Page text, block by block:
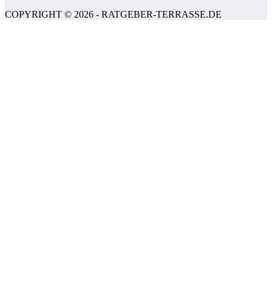
COPYRIGHT © 2026 - RATGEBER-TERRASSE.DE